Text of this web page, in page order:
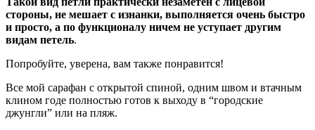
стороны, не мешает с изнанки, выполняется очень быстро
и просто, а по функционалу ничем не уступает другим
видам петель.
Попробуйте, уверена, вам также понравится!
Все мой сарафан с открытой спиной, одним швом и втачным
клином годе полностью готов к выходу в “городские
джунгли” или на пляж.